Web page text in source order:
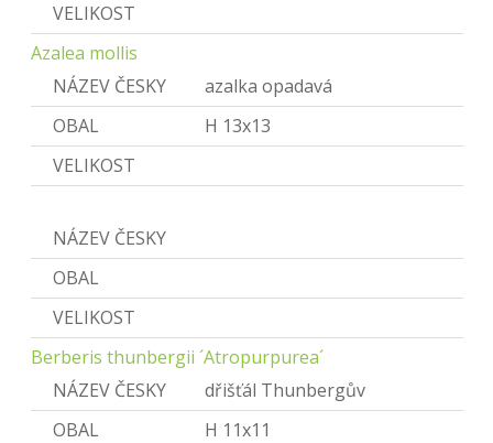
VELIKOST
Azalea mollis
NÁZEV ČESKY
azalka opadavá
OBAL
H 13x13
VELIKOST
NÁZEV ČESKY
OBAL
VELIKOST
Berberis thunbergii ´Atropurpurea´
NÁZEV ČESKY
dřišťál Thunbergův
OBAL
H 11x11